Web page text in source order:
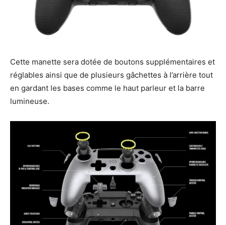
Cette manette sera dotée de boutons supplémentaires et
réglables ainsi que de plusieurs gâchettes à l’arrière tout
en gardant les bases comme le haut parleur et la barre
lumineuse.